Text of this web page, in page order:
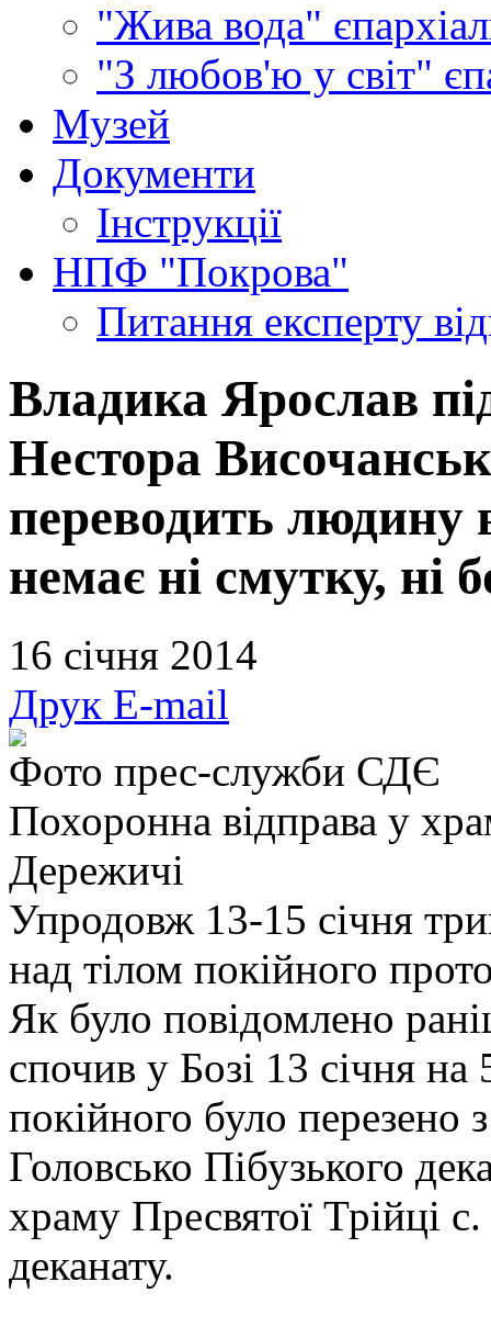
"Жива вода"
"З любов'ю у світ"
Музей
Документи
Інструкції
НПФ "Покрова"
Питання експерту
Владика Ярослав
Нестора
переводить людину
немає ні смутку, ні
16 січня 2014
Друк E-mail
Фото прес-служби СДЄ
Похоронна відправа у
Дережичі
Упродовж 13-15 січня
над тілом покійного
Як було повідомлено
спочив у Бозі 13 січня
покійного було перезено
Головсько Пібузького
храму Пресвятої Трійці
деканату.